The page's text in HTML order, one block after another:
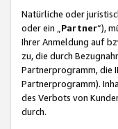
Natürliche oder
oder ein „Partner“),
Ihrer Anmeldung auf
zu, die durch
Partnerprogramm, die
Partnerprogramm).
des Verbots von
durch.